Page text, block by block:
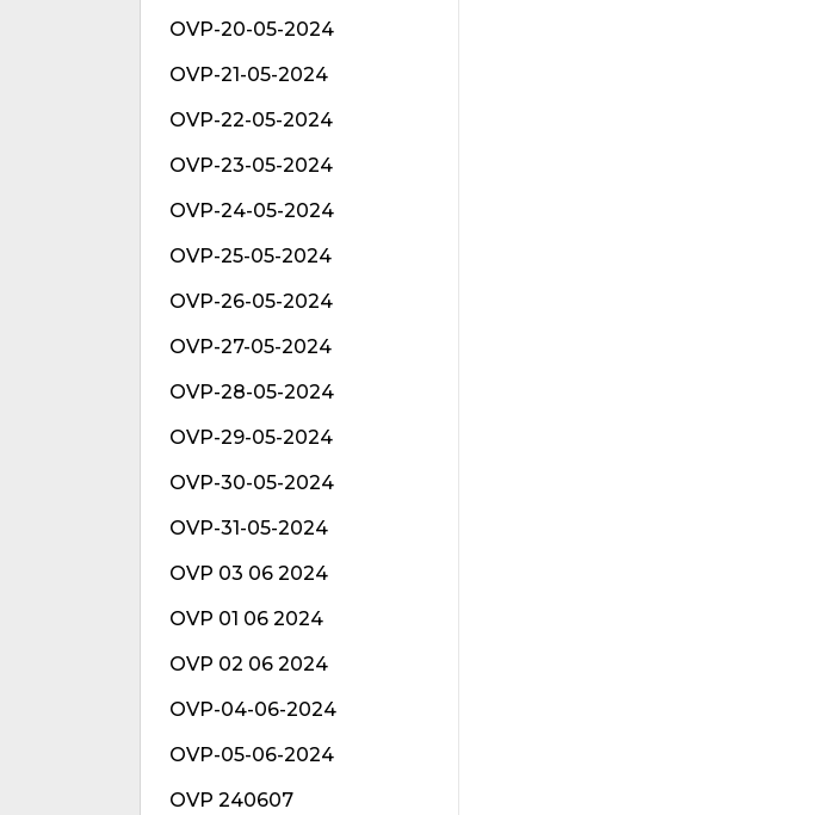
OVP-20-05-2024
OVP-21-05-2024
OVP-22-05-2024
OVP-23-05-2024
OVP-24-05-2024
OVP-25-05-2024
OVP-26-05-2024
OVP-27-05-2024
OVP-28-05-2024
OVP-29-05-2024
OVP-30-05-2024
OVP-31-05-2024
OVP 03 06 2024
OVP 01 06 2024
OVP 02 06 2024
OVP-04-06-2024
OVP-05-06-2024
OVP 240607